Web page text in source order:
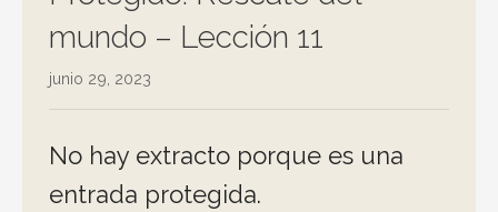
mundo – Lección 11
junio 29, 2023
No hay extracto porque es una
entrada protegida.